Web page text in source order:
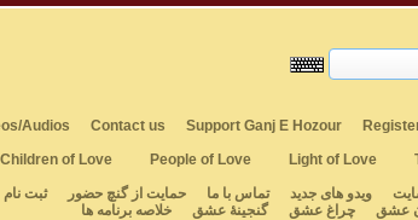
Audios Contact us Support Ganj E Hozour
Children of Love People of Love Light of Love
ویدو های جدید تماس با ما حمایت از گنچ حضور ثبت نام
عشق چراغ عشق گنجینهٔ عشق خلاصه برنامه ها